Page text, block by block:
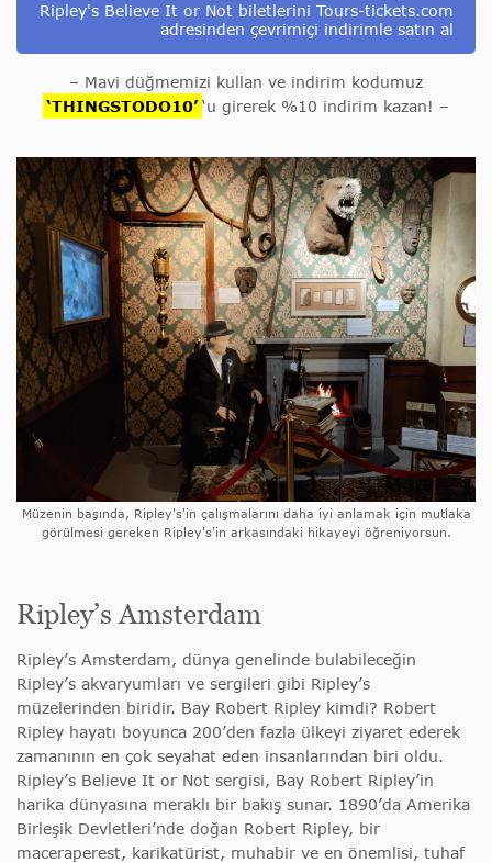
Ripley's Believe It or Not biletlerini Tours-tickets.com
adresinden çevrimiçi indirimle satın al
– Mavi düğmemizi kullan ve indirim kodumuz
‘THINGSTODO10’‘u girerek %10 indirim kazan! –
Müzenin başında, Ripley's'in çalışmalarını daha iyi anlamak için mutlaka
görülmesi gereken Ripley's'in arkasındaki hikayeyi öğreniyorsun.
Ripley’s Amsterdam
Ripley’s Amsterdam, dünya genelinde bulabileceğin
Ripley’s akvaryumları ve sergileri gibi Ripley’s
müzelerinden biridir. Bay Robert Ripley kimdi? Robert
Ripley hayatı boyunca 200’den fazla ülkeyi ziyaret ederek
zamanının en çok seyahat eden insanlarından biri oldu.
Ripley’s Believe It or Not sergisi, Bay Robert Ripley’in
harika dünyasına meraklı bir bakış sunar. 1890’da Amerika
Birleşik Devletleri’nde doğan Robert Ripley, bir
maceraperest, karikatürist, muhabir ve en önemlisi, tuhaf